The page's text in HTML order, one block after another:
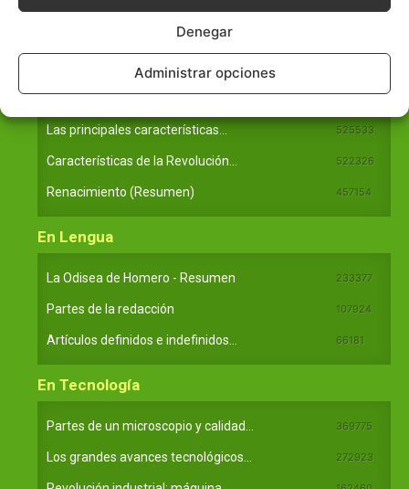
Denegar
Administrar opciones
Principales obras de Aristóteles 82125
En Historia
Las principales características... 525533
Características de la Revolución... 522326
Renacimiento (Resumen) 457154
En Lengua
La Odisea de Homero - Resumen 233377
Partes de la redacción 107924
Artículos definidos e indefinidos... 66181
En Tecnología
Partes de un microscopio y calidad... 369775
Los grandes avances tecnológicos... 272923